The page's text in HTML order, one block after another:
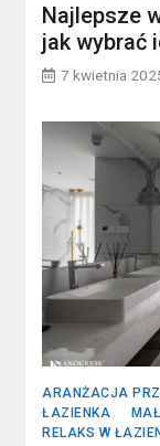
Najlepsze
jak wybrać
7 kwietnia
ARANŻACJA
ŁAZIENKA
RELAKS W